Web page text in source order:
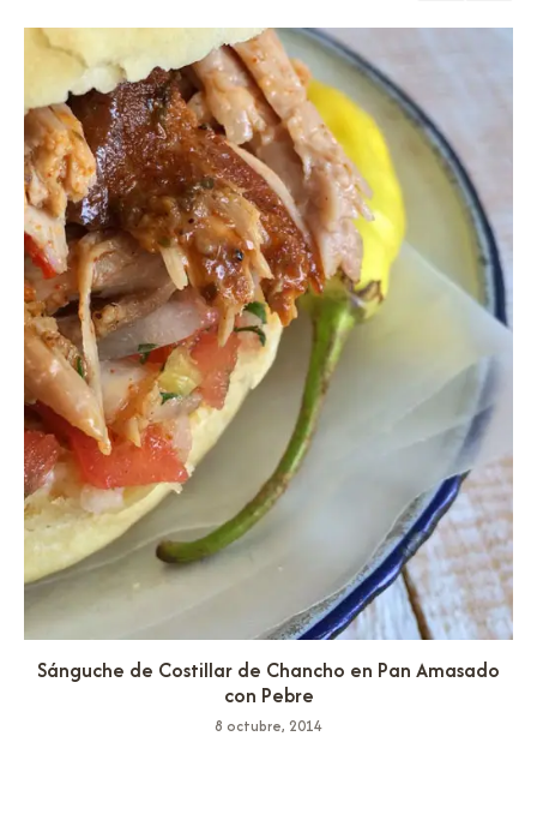
Sánguche de Costillar de Chancho en Pan Amasado
con Pebre
8 octubre, 2014